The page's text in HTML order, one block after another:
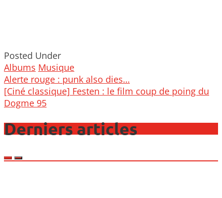
Posted Under
Albums Musique
Post
navigation
Alerte rouge : punk also dies…
[Ciné classique] Festen : le film coup de poing du
Dogme 95
Derniers articles